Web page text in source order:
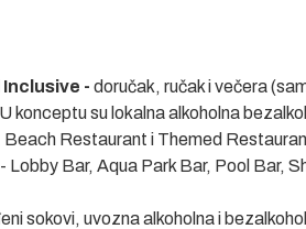
Inclusive - doručak, ručak i večera
konceptu su lokalna alkoholna
Restaurant i Themed
Lobby Bar, Aqua Park Bar, Pool Bar,
sokovi, uvozna alkoholna i